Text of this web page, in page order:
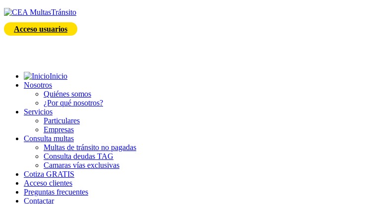
Acceso usuarios
Inicio
Nosotros
Quiénes somos
¿Por qué nosotros?
Servicios
Particulares
Empresas
Consulta multas
Multas de tránsito no pagadas
Consulta deudas TAG
Camaras vías exclusivas
Cotiza GRATIS
Acceso clientes
Preguntas frecuentes
Contactar